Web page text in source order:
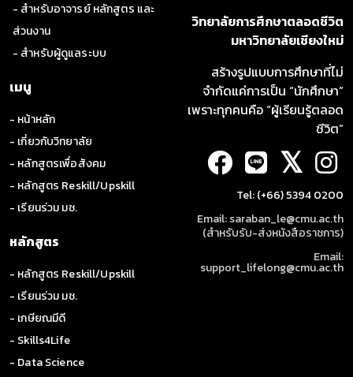
- สำหรับอาจารย์ หลักสูตร และ
ส่วนงาน
- สำหรับผู้ดูแลระบบ
เมนู
- หน้าหลัก
- เกี่ยวกับวิทยาลัย
- หลักสูตรเพื่อสังคม
- หลักสูตร Reskill/Upskill
- เรียนร่วม มช.
หลักสูตร
- หลักสูตร Reskill/Upskill
- เรียนร่วม มช.
- เกษียณมีดี
- Skills4Life
- Data Science
วิทยาลัยการศึกษาตลอดชีวิต
มหาวิทยาลัยเชียงใหม่
สร้างรูปแบบการศึกษาที่ไม่
จำกัดแค่การเป็น “นักศึกษา”
เพราะทุกคนคือ “ผู้เรียนรู้ตลอด
ชีวิต”
𝕏
Tel: (+66) 5394 0200
Email: saraban_le@cmu.ac.th
(สำหรับรับ-ส่งหนังสือราชการ)
Email:
support_lifelong@cmu.ac.th